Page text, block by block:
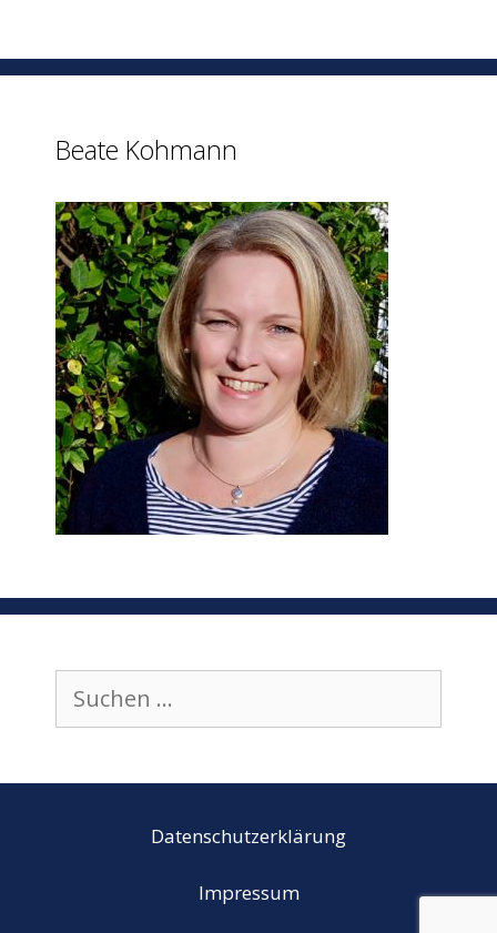
Beate Kohmann
Suchen
nach:
Datenschutzerklärung
Impressum